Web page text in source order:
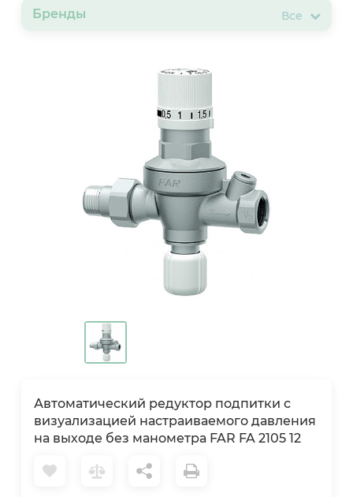
Бренды Все
Автоматический редуктор подпитки с
визуализацией настраиваемого давления
на выходе без манометра FAR FA 2105 12